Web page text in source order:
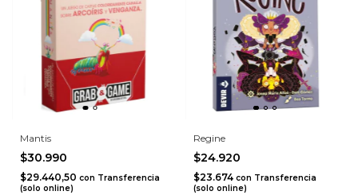
Mantis
$30.990
$29.440,50 con Transferencia
(solo online)
Regine
$24.920
$23.674 con Transferencia
(solo online)